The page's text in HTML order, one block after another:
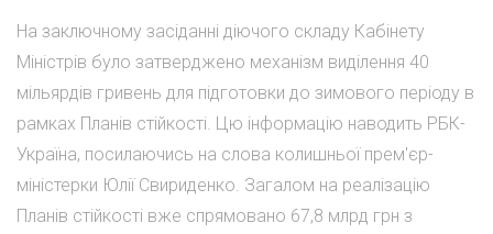
На заключному засіданні діючого складу Кабінету
Міністрів було затверджено механізм виділення 40
мільярдів гривень для підготовки до зимового періоду в
рамках Планів стійкості. Цю інформацію наводить РБК-
Україна, посилаючись на слова колишньої прем'єр-
міністерки Юлії Свириденко. Загалом на реалізацію
Планів стійкості вже спрямовано 67,8 млрд грн з